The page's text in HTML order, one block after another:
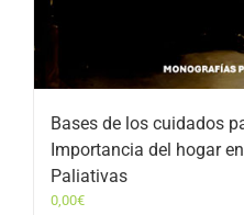
Bases de los cuidados
Importancia del hogar
Paliativas
0,00€